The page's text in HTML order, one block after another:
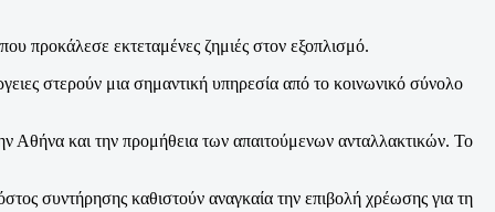
προκάλεσε εκτεταμένες ζημιές στον εξοπλισμό.
στερούν μια σημαντική υπηρεσία από το κοινωνικό σύνολο
Αθήνα και την προμήθεια των απαιτούμενων ανταλλακτικών. Το
συντήρησης καθιστούν αναγκαία την επιβολή χρέωσης για τη